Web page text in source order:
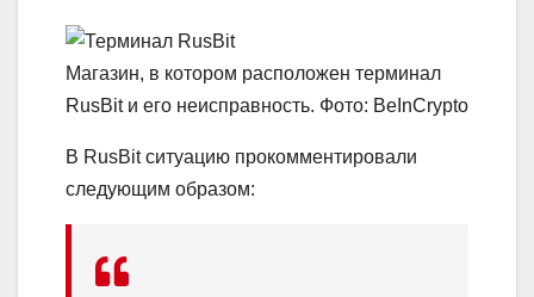
Магазин, в котором расположен терминал
RusBit и его неисправность. Фото: BeInCrypto
В RusBit ситуацию прокомментировали
следующим образом: